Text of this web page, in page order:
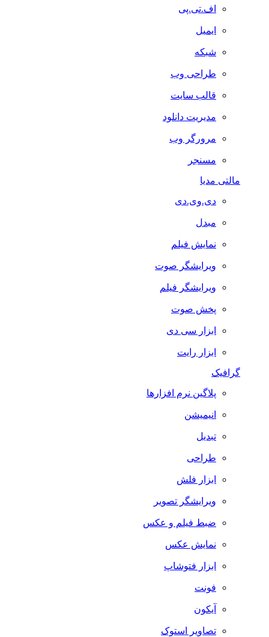
اف.تی.پی
ایمیل
شبکه
طراحی وب
قالب سایت
مدیریت دانلود
مرورگر وب
مسنجر
مالتی مدیا
دی.وی.دی
مبدل
نمایش فیلم
ویرایشگر صوت
ویرایشگر فیلم
پخش صوت
ابزار سی دی
ابزار رایت
گرافیک
پلاگین نرم افزارها
انیمیشن
تبدیل
طراحی
ابزار فلش
ویرایشگر تصویر
ضبط فيلم و عكس
نمایش عکس
ابزار فتوشاپ
فونت
آیکون
تصاویر استوک